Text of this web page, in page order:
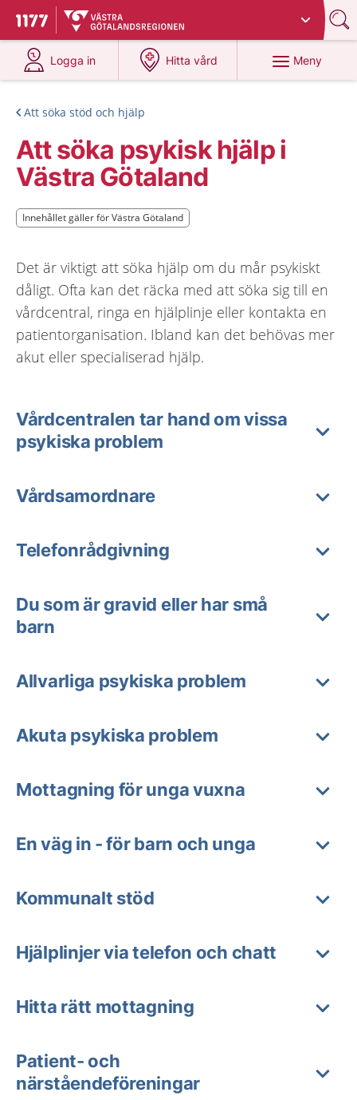
Till startsidan för 1177
Du har valt region
Logga in
på 1177.se
Hitta vård
på 1177.se
Meny
Att söka stöd och hjälp
Att söka psykisk hjälp i
Västra Götaland
Innehållet gäller för Västra Götaland
Innehållet gäller för Västra Götaland
Det är viktigt att söka hjälp om du mår psykiskt
dåligt. Ofta kan det räcka med att söka sig till en
vårdcentral, ringa en hjälplinje eller kontakta en
patientorganisation. Ibland kan det behövas mer
akut eller specialiserad hjälp.
Vårdcentralen tar hand om vissa
psykiska problem
Vårdsamordnare
Telefonrådgivning
Du som är gravid eller har små
barn
Allvarliga psykiska problem
Akuta psykiska problem
Mottagning för unga vuxna
En väg in - för barn och unga
Kommunalt stöd
Hjälplinjer via telefon och chatt
Hitta rätt mottagning
Patient- och
närståendeföreningar